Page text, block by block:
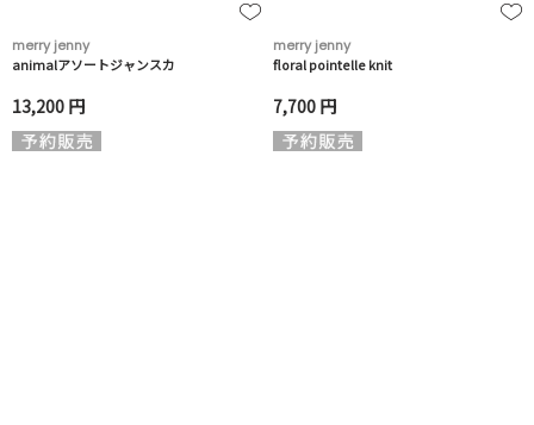
merry jenny
animalアソートジャンスカ
13,200 円
merry jenny
floral pointelle knit
7,700 円